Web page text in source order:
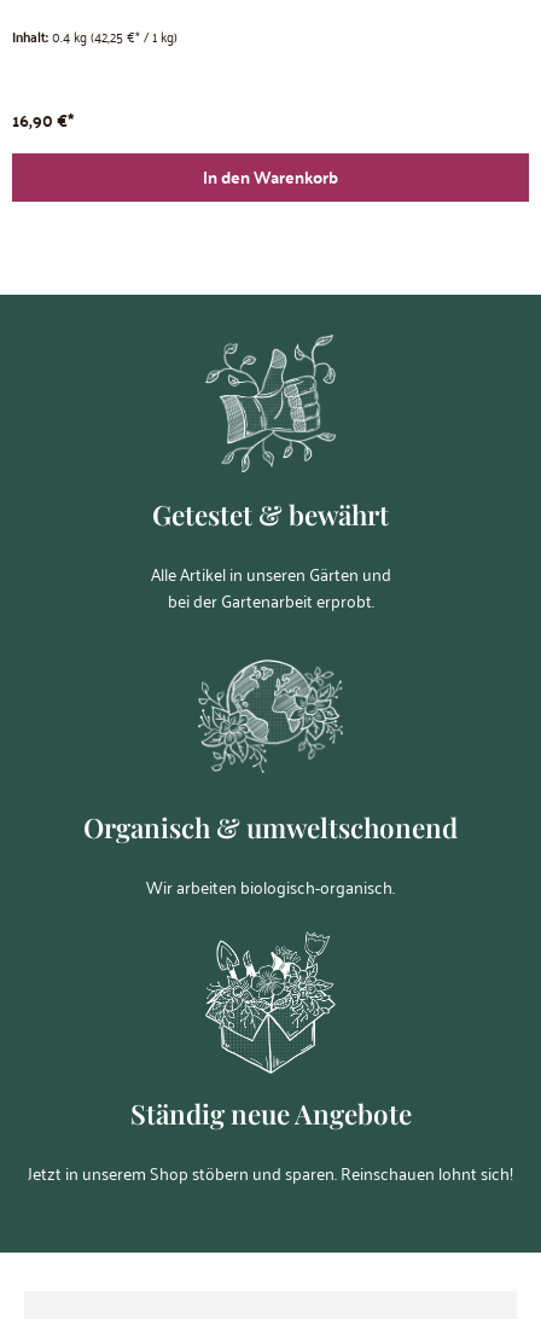
Inhalt:0.4 kg(42,25 €* / 1 kg)
16,90 €*
In den Warenkorb
Getestet & bewährt
Alle Artikel in unseren Gärten und
bei der Gartenarbeit erprobt.
Organisch & umweltschonend
Wir arbeiten biologisch-organisch.
Ständig neue Angebote
Jetzt in unserem Shop stöbern und sparen. Reinschauen lohnt sich!